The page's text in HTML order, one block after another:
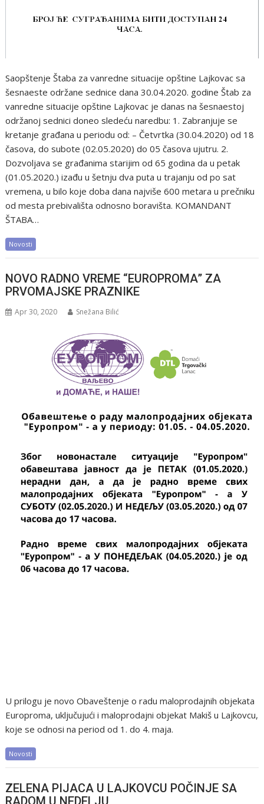
Saopštenje Štaba za vanredne situacije opštine Lajkovac sa
šesnaeste održane sednice dana 30.04.2020. godine Štab za
vanredne situacije opštine Lajkovac je danas na šesnaestoj
održanoj sednici doneo sledeću naredbu: 1. Zabranjuje se
kretanje građana u periodu od: – Četvrtka (30.04.2020) od 18
časova, do subote (02.05.2020) do 05 časova ujutru. 2.
Dozvoljava se građanima starijim od 65 godina da u petak
(01.05.2020.) izađu u šetnju dva puta u trajanju od po sat
vremena, u bilo koje doba dana najviše 600 metara u prečniku
od mesta prebivališta odnosno boravišta. KOMANDANT
ŠTABA…
Novosti
NOVO RADNO VREME “EUROPROMA” ZA
PRVOMAJSKE PRAZNIKE
Apr 30, 2020 Snežana Bilić
U prilogu je novo Obaveštenje o radu maloprodajnih objekata
Europroma, uključujući i maloprodajni objekat Makiš u Lajkovcu,
koje se odnosi na period od 1. do 4. maja.
Novosti
ZELENA PIJACA U LAJKOVCU POČINJE SA
RADOM U NEDELJU